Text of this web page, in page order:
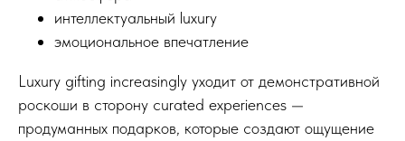
интеллектуальный luxury
эмоциональное впечатление
Luxury gifting increasingly уходит от демонстративной
роскоши в сторону curated experiences —
продуманных подарков, которые создают ощущение